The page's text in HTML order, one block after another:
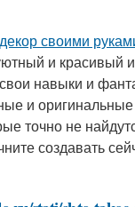
своими
и красивый
навыки и
и
точно не
создавать